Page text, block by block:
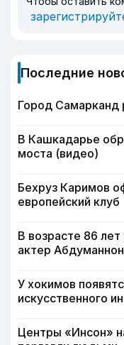
Последние
Город Самарканд
В Кашкадарье
моста (видео)
Бехруз Каримов
европейский клуб
В возрасте 86
актер
У хокимов
искусственного
Центры «Инсон»